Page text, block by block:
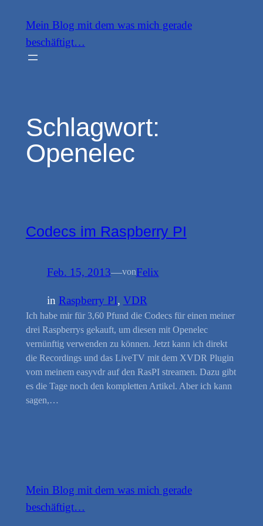
Inhalt
springen
Mein Blog mit dem was mich gerade
beschäftigt…
Schlagwort:
Openelec
Codecs im Raspberry PI
Feb. 15, 2013—vonFelix
in Raspberry PI, VDR
Ich habe mir für 3,60 Pfund die Codecs für einen meiner
drei Raspberrys gekauft, um diesen mit Openelec
vernünftig verwenden zu können. Jetzt kann ich direkt
die Recordings und das LiveTV mit dem XVDR Plugin
vom meinem easyvdr auf den RasPI streamen. Dazu gibt
es die Tage noch den kompletten Artikel. Aber ich kann
sagen,…
Mein Blog mit dem was mich gerade
beschäftigt…